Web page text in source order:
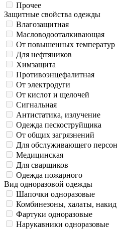
Прочее
Защитные свойства одежды
Влагозащитная
Масловодооталкивающая
От повышенных температур
Для нефтяников
Химзащита
Противоэнцефалитная
От электродуги
От кислот и щелочей
Сигнальная
Антистатика, излучение
Одежда пескоструйщика
От общих загрязнений
Для обслуживающего
Медицинская
Для сварщиков
Одежда пожарного
Вид одноразовой одежды
Шапочки одноразовые
Комбинезоны, халаты,
Фартуки одноразовые
Нарукавники одноразовые